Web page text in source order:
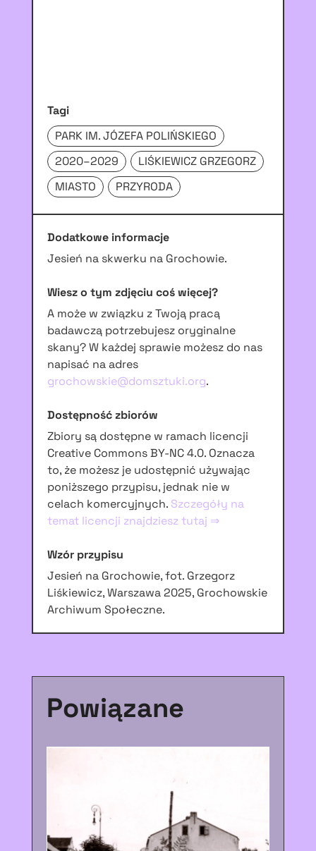
Tagi
PARK IM. JÓZEFA POLIŃSKIEGO
2020–2029
LIŚKIEWICZ GRZEGORZ
MIASTO
PRZYRODA
Dodatkowe informacje
Jesień na skwerku na Grochowie.
Wiesz o tym zdjęciu coś więcej?
A może w związku z Twoją pracą
badawczą potrzebujesz oryginalne
skany? W każdej sprawie możesz do nas
napisać na adres
grochowskie@domsztuki.org.
Dostępność zbiorów
Zbiory są dostępne w ramach licencji
Creative Commons BY-NC 4.0. Oznacza
to, że możesz je udostępnić używając
poniższego przypisu, jednak nie w
celach komercyjnych. Szczegóły na
temat licencji znajdziesz tutaj ⇒
Wzór przypisu
Jesień na Grochowie, fot. Grzegorz
Liśkiewicz, Warszawa 2025, Grochowskie
Archiwum Społeczne.
Powiązane